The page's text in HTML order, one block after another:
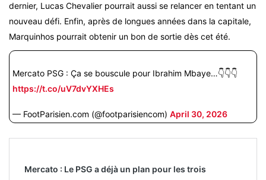
dernier, Lucas Chevalier pourrait aussi se relancer en tentant un
nouveau défi. Enfin, après de longues années dans la capitale,
Marquinhos pourrait obtenir un bon de sortie dès cet été.
Mercato PSG : Ça se bouscule pour Ibrahim Mbaye…👇👇👇
https://t.co/uV7dvYXHEs
— FootParisien.com (@footparisiencom) April 30, 2026
Mercato : Le PSG a déjà un plan pour les trois